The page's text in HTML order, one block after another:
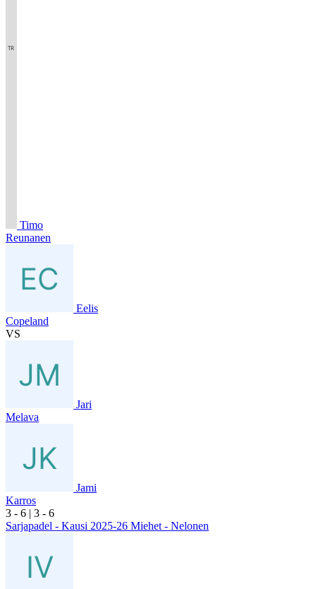
Timo
Reunanen
Eelis
Copeland
VS
Jari
Melava
Jami
Karros
3 - 6 | 3 - 6
Sarjapadel - Kausi 2025-26 Miehet - Nelonen